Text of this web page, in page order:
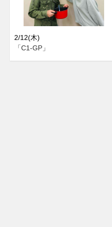
2/12(木)
「C1-GP」